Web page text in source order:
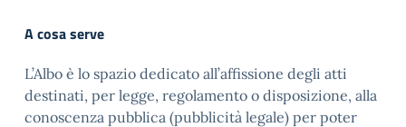
A cosa serve
L’Albo è lo spazio dedicato all’affissione degli atti
destinati, per legge, regolamento o disposizione, alla
conoscenza pubblica (pubblicità legale) per poter